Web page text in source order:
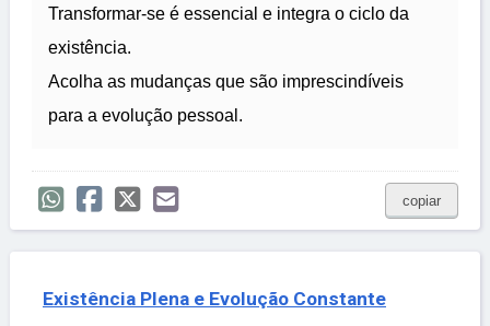
Transformar-se é essencial e integra o ciclo da
existência.
Acolha as mudanças que são imprescindíveis
para a evolução pessoal.
copiar
Existência Plena e Evolução Constante